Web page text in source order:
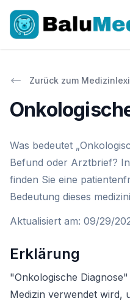
Zurück zum
Was bedeutet
Befund oder Arztbrief?
finden Sie eine
Bedeutung dieses
Aktualisiert am: 09/29/
Erklärung
"Onkologische
Medizin verwendet wird,